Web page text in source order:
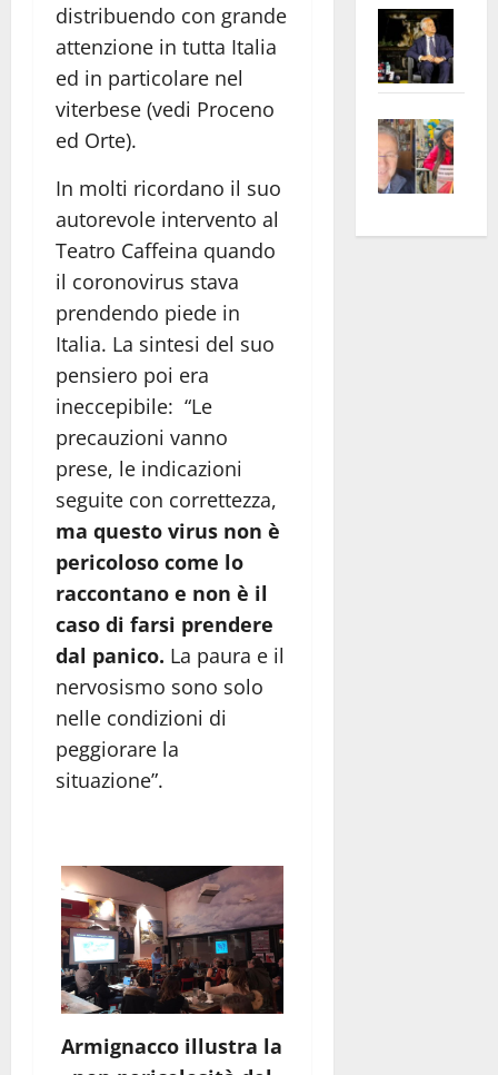
distribuendo con grande
attenzione in tutta Italia
ed in particolare nel
viterbese (vedi Proceno
ed Orte).
In molti ricordano il suo
autorevole intervento al
Teatro Caffeina quando
il coronovirus stava
prendendo piede in
Italia. La sintesi del suo
pensiero poi era
ineccepibile: “Le
precauzioni vanno
prese, le indicazioni
seguite con correttezza,
ma questo virus non è
pericoloso come lo
raccontano e non è il
caso di farsi prendere
dal panico. La paura e il
nervosismo sono solo
nelle condizioni di
peggiorare la
situazione”.
Armignacco illustra la
euro
apre